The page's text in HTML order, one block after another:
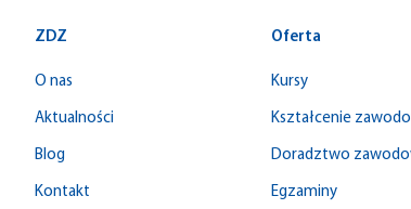
ZDZ
O nas
Aktualności
Blog
Kontakt
Oferta
Kursy
Kształcenie
Doradztwo
Egzaminy